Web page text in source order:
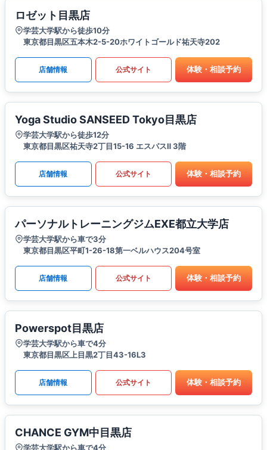
ロゼット目黒店
学芸大学駅から徒歩10分
東京都目黒区五本木2-5-20ホワイトゴールド祐天寺202
店舗情報 公式サイト 体験・相談予約
Yoga Studio SANSEED Tokyo目黒店
学芸大学駅から徒歩12分
東京都目黒区祐天寺2丁目15-16 エスパスⅡ 3階
店舗情報 公式サイト 体験・相談予約
パーソナルトレーニングジムEXE都立大学店
学芸大学駅から車で3分
東京都目黒区平町1-26-18第一ベルハウス204号室
店舗情報 公式サイト 体験・相談予約
Powerspot目黒店
学芸大学駅から車で4分
東京都目黒区上目黒2丁目43-16L3
店舗情報 公式サイト 体験・相談予約
CHANCE GYM中目黒店
学芸大学駅から車で4分